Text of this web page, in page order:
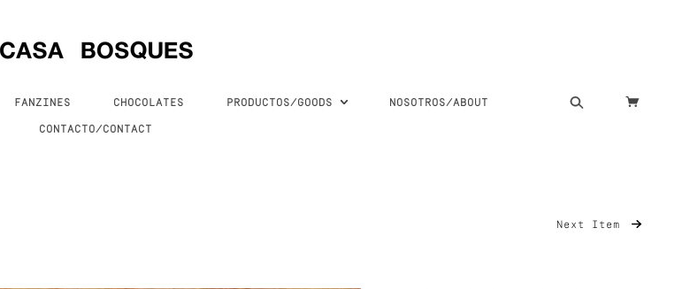
FANZINES CHOCOLATES PRODUCTOS/GOODS NOSOTROS/ABOUT
CONTACTO/CONTACT
Next Item